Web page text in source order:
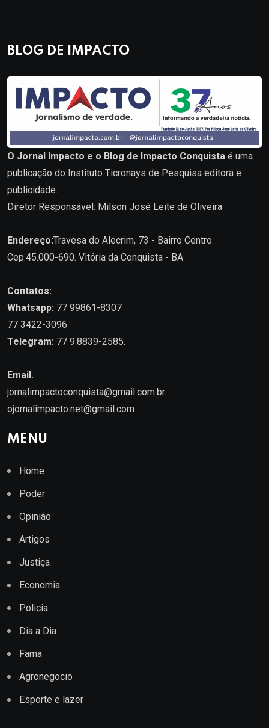
BLOG DE IMPACTO
O Jornal Impacto e o Blog de Impacto Conquista é uma
publicação do Instituto Ticronays de Pesquisa editora e
publicidade.
Diretor Responsável: Milson José Leite de Oliveira
Endereço:Travesa do Alecrim, 73 - Bairro Centro.
Cep.45.000-690. Vitória da Conquista - BA
Contatos:
Whatsapp: 77 99861-8307
77 3422-3096
Telegram: 77 9.8839-2585.
Email.
jornalimpactoconquista@gmail.com.br.
ojornalimpacto.net@gmail.com
MENU
Home
Poder
Opinião
Artigos
Justiça
Economia
Policia
Dia a Dia
Fama
Agronegocio
Esporte e lazer